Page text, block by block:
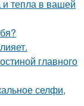
тепла в вашей
главного
селфи,